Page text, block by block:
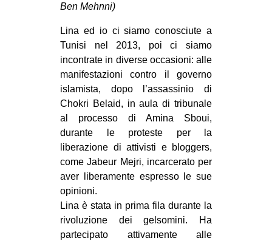
REPRESSIONE
STUDENTI
CULTURE
ARTE
CINEMA
MANIFESTI
MUSICA
RECENSIONI
INTERNAZIONALE
AFRICA
Ben Mehnni)
Lina ed io ci siamo conosciute a
Tunisi nel 2013, poi ci siamo
incontrate in diverse occasioni: alle
manifestazioni contro il governo
islamista, dopo l’assassinio di
Chokri Belaid, in aula di tribunale
al processo di Amina Sboui,
durante le proteste per la
liberazione di attivisti e bloggers,
come Jabeur Mejri, incarcerato per
aver liberamente espresso le sue
opinioni.
Lina è stata in prima fila durante la
rivoluzione dei gelsomini. Ha
partecipato attivamente alle